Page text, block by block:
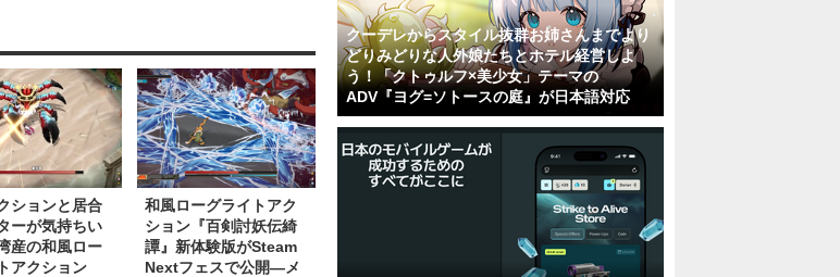
ションと居合
ーが気持ちい
産の和風ロー
アクション
和風ローグライトアク
ション『百剣討妖伝綺
譚』新体験版がSteam
Nextフェスで公開―メ
クーデレからスタイル抜群お姉さんまでより
どりみどりな人外娘たちとホテル経営しよ
う！「クトゥルフ×美少女」テーマの
ADV『ヨグ=ソトースの庭』が日本語対応